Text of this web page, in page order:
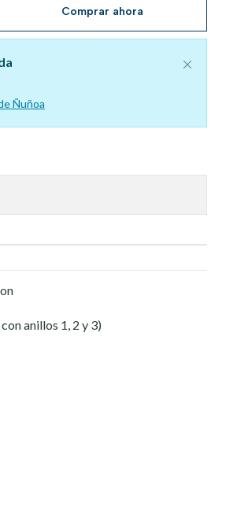
Comprar ahora
Ñuñoa
anillos 1, 2 y 3)